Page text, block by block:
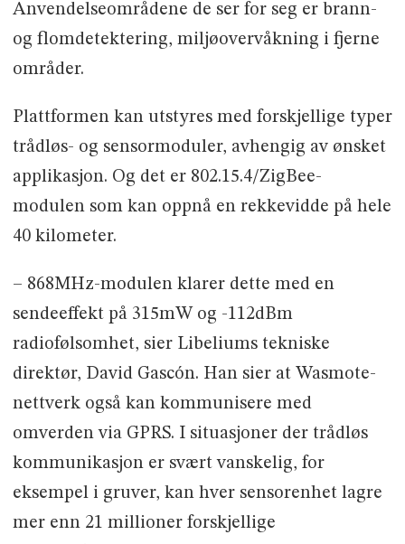
Anvendelseområdene de ser for seg er brann-
og flomdetektering, miljøovervåkning i fjerne
områder.
Plattformen kan utstyres med forskjellige typer
trådløs- og sensormoduler, avhengig av ønsket
applikasjon. Og det er 802.15.4/ZigBee-
modulen som kan oppnå en rekkevidde på hele
40 kilometer.
– 868MHz-modulen klarer dette med en
sendeeffekt på 315mW og -112dBm
radiofølsomhet, sier Libeliums tekniske
direktør, David Gascón. Han sier at Wasmote-
nettverk også kan kommunisere med
omverden via GPRS. I situasjoner der trådløs
kommunikasjon er svært vanskelig, for
eksempel i gruver, kan hver sensorenhet lagre
mer enn 21 millioner forskjellige